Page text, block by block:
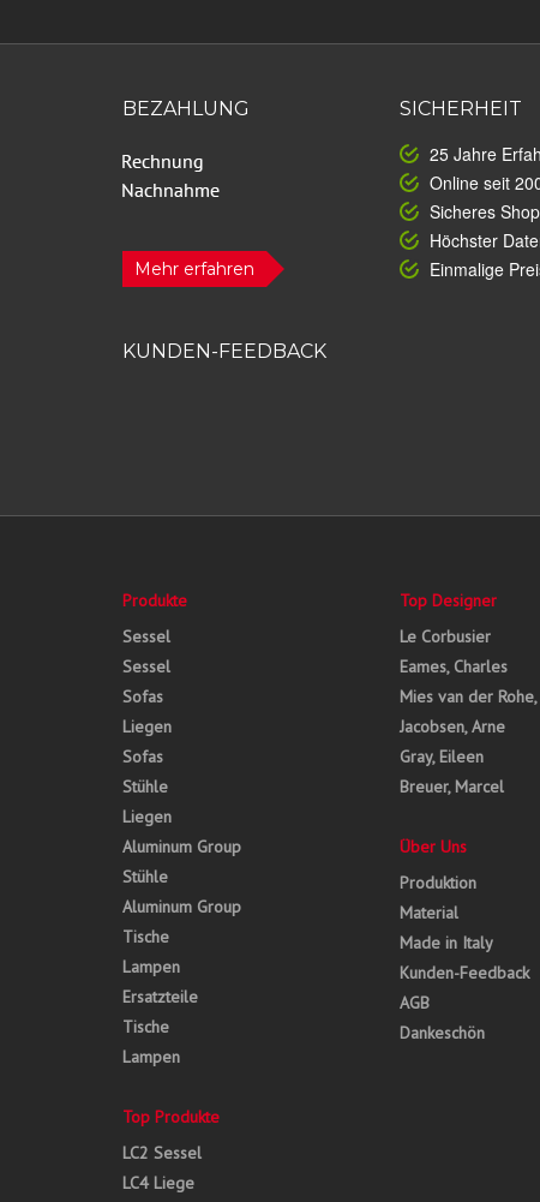
BEZAHLUNG
Mehr erfahren
SICHERHEIT
25 Jahre
Online seit
Sicheres
Höchster
Einmalige
KUNDEN-FEEDBACK
Produkte
Sessel
Sessel
Sofas
Liegen
Sofas
Stühle
Liegen
Aluminum Group
Stühle
Aluminum Group
Tische
Lampen
Ersatzteile
Tische
Lampen
Top Produkte
LC2 Sessel
LC4 Liege
Top Designer
Le Corbusier
Eames, Charles
Mies van der
Jacobsen, Arne
Gray, Eileen
Breuer, Marcel
Über Uns
Produktion
Material
Made in Italy
Kunden-Feedback
AGB
Dankeschön